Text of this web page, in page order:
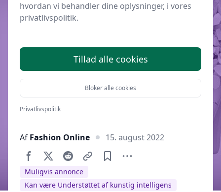
Udgivet iLivsstil
Af Fashion Online 15. august 2022
Muligvis annonce
Kan være Understøttet af kunstig intelligens
hvordan vi behandler dine oplysninger, i vores
privatlivspolitik.
Tillad alle cookies
Bloker alle cookies
Privatlivspolitik